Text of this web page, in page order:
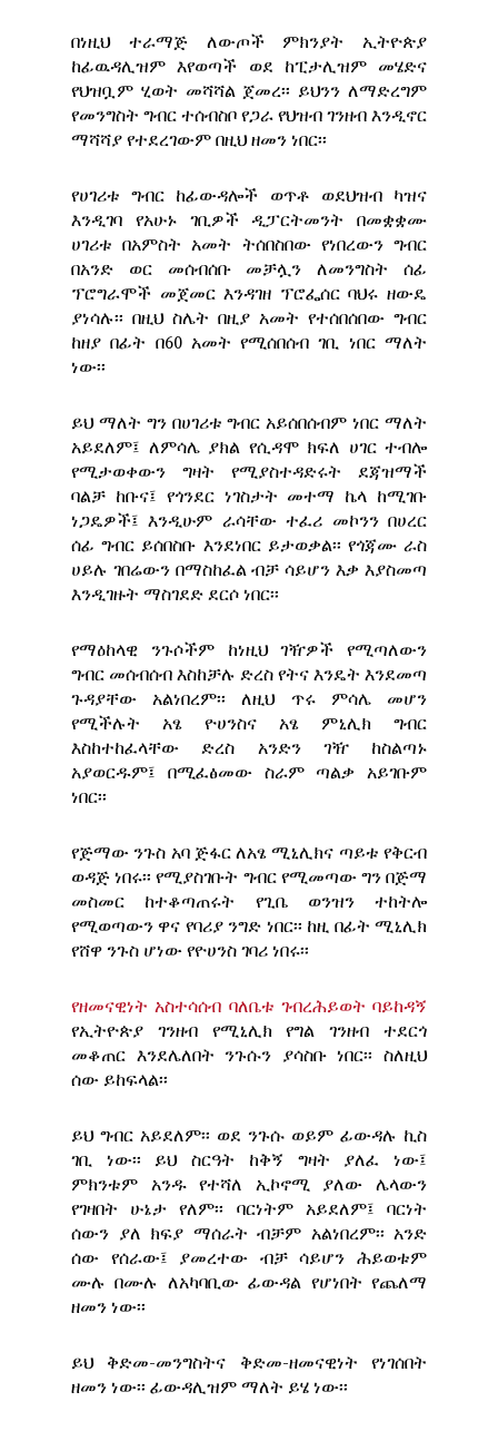
በነዚህ ተራማጅ ለውጦች ምክንያት ኢትዮጵያ
ከፊዉዳሊዝም እየወጣች ወደ ከፒታሊዝም መሄድና
የህዝቧም ሂወት መሻሻል ጀመረ፡፡ ይህንን ለማድረግም
የመንግስት ግብር ተሰብስቦ የጋራ የህዝብ ገንዘብ እንዲኖር
ማሻሻያ የተደረገውም በዚህ ዘመን ነበር፡፡
የሀገሪቱ ግብር ከፊውዳሎች ወጥቶ ወደህዝብ ካዝና
እንዲገባ የአሁኑ ገቢዎች ዲፓርትመንት በመቋቋሙ
ሀገሪቱ በአምስት አመት ትሰበስበው የነበረውን ግብር
በአንድ ወር መሰብሰቡ መቻሏን ለመንግስት ሰፊ
ፕሮግራሞች መጀመር እንዳገዘ ፕሮፌሰር ባህሩ ዘውዴ
ያነሳሉ፡፡ በዚህ ስሌት በዚያ አመት የተሰበሰበው ግብር
ከዘያ በፊት በ60 አመት የሚሰበሰብ ገቢ ነበር ማለት
ነው፡፡
ይህ ማለት ግን በሀገሪቱ ግብር አይሰበሰብም ነበር ማለት
አይደለም፤ ለምሳሌ ያክል የሲዳሞ ክፍለ ሀገር ተብሎ
የሚታወቀውን ግዛት የሚያስተዳድሩት ደጃዝማች
ባልቻ ከቡና፤ የጎንደር ነገስታት መተማ ኬላ ከሚገቡ
ነጋዴዎች፤ እንዲሁም ራሳቸው ተፈሪ መኮንን በሀረር
ሰፊ ግብር ይሰበስቡ እንደነበር ይታወቃል፡፡ የጎጃሙ ራስ
ሀይሉ ገበሬውን በማስከፈል ብቻ ሳይሆን እቃ እያስመጣ
እንዲገዙት ማስገደድ ደርሶ ነበር፡፡
የማዕከላዊ ንጉሶችም ከነዚህ ገዥዎች የሚጣለውን
ግብር መሰብሰብ እስከቻሉ ድረስ የትና እንዴት እንደመጣ
ጉዳያቸው አልነበረም፡፡ ለዚህ ጥሩ ምሳሌ መሆን
የሚችሉት አፄ ዮሀንስና አፄ ምኒሊክ ግብር
እስከተከፈላቸው ድረስ አንድን ገዥ ከስልጣኑ
አያወርዱም፤ በሚፈፅመው ስራም ጣልቃ አይገቡም
ነበር፡፡
የጅማው ንጉስ አባ ጅፋር ለአፄ ሚኒሊክና ጣይቱ የቅርብ
ወዳጅ ነበሩ፡፡ የሚያስገቡት ግብር የሚመጣው ግን በጅማ
መስመር ከተቆጣጠሩት የጊቤ ወንዝን ተከትሎ
የሚወጣውን ዋና የባሪያ ንግድ ነበር፡፡ ከዚ በፊት ሚኒሊክ
የሸዋ ንጉስ ሆነው የዮሀንስ ገባሪ ነበሩ፡፡
የዘመናዊነት አስተሳሰብ ባለቤቱ ገብረሕይወት ባይከዳኝ
የኢትዮጵያ ገንዘብ የሚኒሊክ የግል ገንዘብ ተደርጎ
መቆጠር እንደሌለበት ንጉሱን ያሳስቡ ነበር፡፡ ስለዚህ
ሰው ይከፍላል፡፡
ይህ ግብር አይደለም፡፡ ወደ ንጉሱ ወይም ፊውዳሉ ኪስ
ገቢ ነው፡፡ ይህ ስርዓት ከቅኝ ግዛት ያለፈ ነው፤
ምክንቱም አንዱ የተሻለ ኢኮኖሚ ያለው ሌላውን
የገዛበት ሁኔታ የለም፡፡ ባርነትም አይደለም፤ ባርነት
ሰውን ያለ ክፍያ ማሰራት ብቻም አልነበረም፡፡ አንድ
ሰው የሰራው፤ ያመረተው ብቻ ሳይሆን ሕይወቱም
ሙሉ በሙሉ ለአካባቢው ፊውዳል የሆነበት የጨለማ
ዘመን ነው፡፡
ይህ ቅድመ-መንግስትና ቅድመ-ዘመናዊነት የነገሰበት
ዘመን ነው፡፡ ፊውዳሊዝም ማለት ይሄ ነው፡፡